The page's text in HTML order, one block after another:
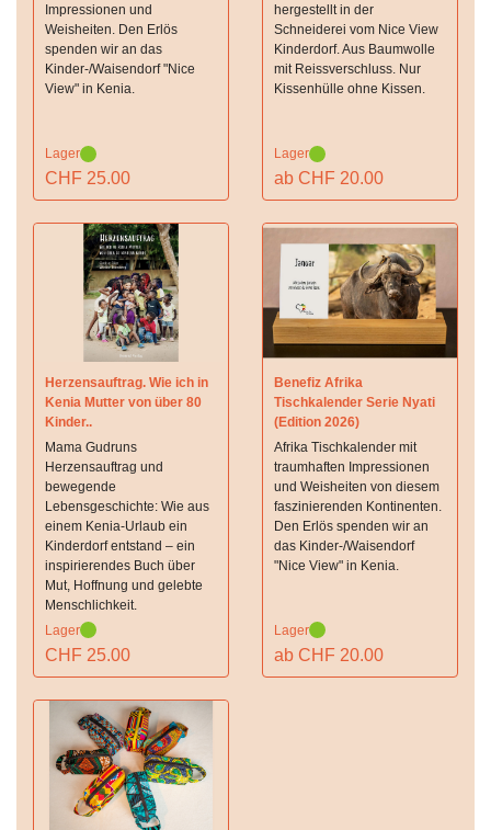
Impressionen und
Weisheiten. Den Erlös
spenden wir an das
Kinder-/Waisendorf "Nice
View" in Kenia.
Lager
CHF 25.00
hergestellt in der
Schneiderei vom Nice View
Kinderdorf. Aus Baumwolle
mit Reissverschluss. Nur
Kissenhülle ohne Kissen.
Lager
ab CHF 20.00
Herzensauftrag. Wie ich in
Kenia Mutter von über 80
Kinder..
Mama Gudruns
Herzensauftrag und
bewegende
Lebensgeschichte: Wie aus
einem Kenia-Urlaub ein
Kinderdorf entstand – ein
inspirierendes Buch über
Mut, Hoffnung und gelebte
Menschlichkeit.
Lager
CHF 25.00
Benefiz Afrika
Tischkalender Serie Nyati
(Edition 2026)
Afrika Tischkalender mit
traumhaften Impressionen
und Weisheiten von diesem
faszinierenden Kontinenten.
Den Erlös spenden wir an
das Kinder-/Waisendorf
"Nice View" in Kenia.
Lager
ab CHF 20.00